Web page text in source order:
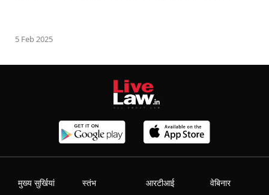
5 Feb 2025
मुख्य सुर्खियां स्तंभ आरटीआई वेबिनार